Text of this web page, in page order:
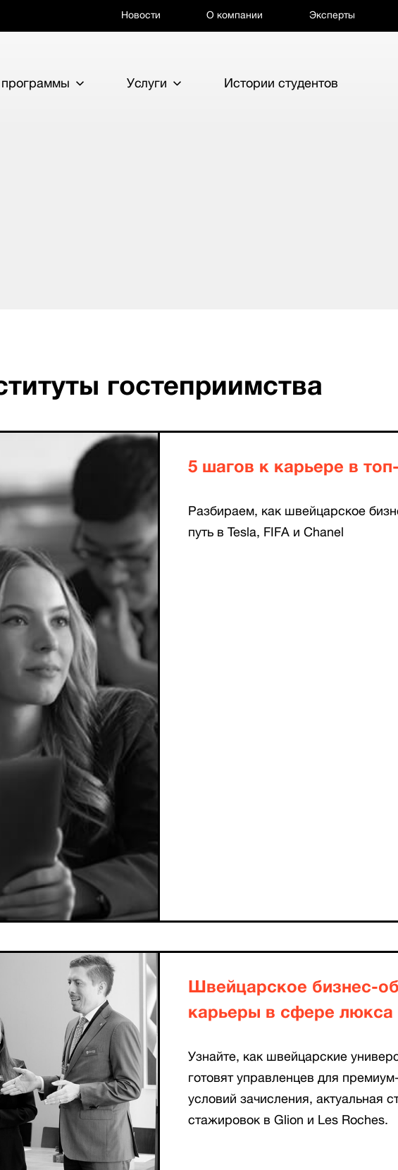
Новости О компании Эксперты
Услуги Истории студентов
гостеприимства
5 шагов к карьере в
Разбираем, как швейцарское
путь в Tesla, FIFA и Chanel
Швейцарское бизнеc-
карьеры в сфере люкса
Узнайте, как швейцарские
готовят управленцев для
условий зачисления, актуальная
стажировок в Glion и Les Roches.